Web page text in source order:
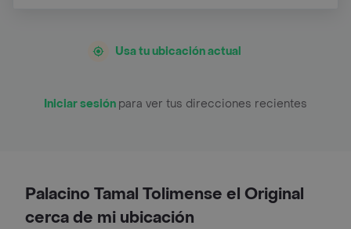
Usa tu ubicación actual
Iniciar sesión para ver tus direcciones recientes
Palacino Tamal Tolimense el Original
cerca de mi ubicación